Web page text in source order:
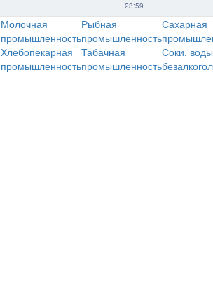
23:59
Молочная
промышленность
Рыбная
промышленность
Сахарная
Хлебопекарная
промышленность
Табачная
промышленность
Соки,